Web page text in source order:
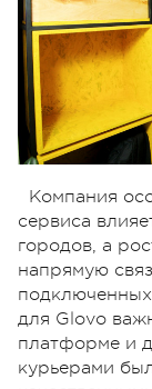
Компания
сервиса
городов, а
напрямую
для Glovo
платформе и
курьерами